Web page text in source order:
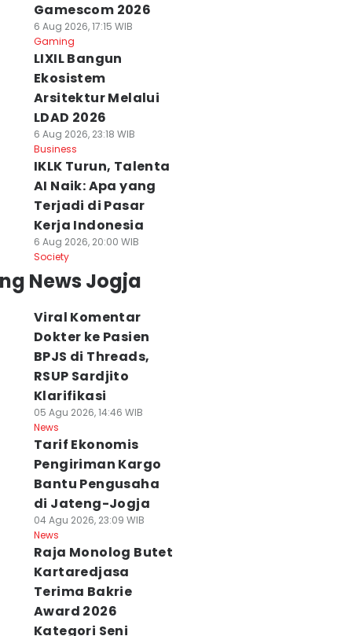
Gamescom 2026
6 Aug 2026, 17:15 WIB
Gaming
LIXIL Bangun
Ekosistem
Arsitektur Melalui
LDAD 2026
6 Aug 2026, 23:18 WIB
Business
IKLK Turun, Talenta
AI Naik: Apa yang
Terjadi di Pasar
Kerja Indonesia
6 Aug 2026, 20:00 WIB
Society
News Jogja
Viral Komentar
Dokter ke Pasien
BPJS di Threads,
RSUP Sardjito
Klarifikasi
05 Agu 2026, 14:46 WIB
News
Tarif Ekonomis
Pengiriman Kargo
Bantu Pengusaha
di Jateng-Jogja
04 Agu 2026, 23:09 WIB
News
Raja Monolog Butet
Kartaredjasa
Terima Bakrie
Award 2026
Kategori Seni